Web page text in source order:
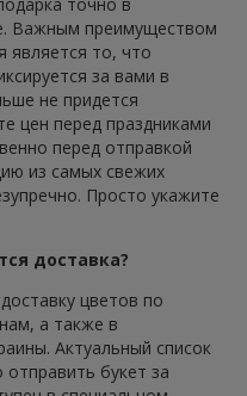
Важным преимуществом
является то, что
за вами в
не придется
цен перед праздниками
перед отправкой
из самых свежих
Просто укажите
доставка?
цветов по
а также в
Актуальный список
букет за